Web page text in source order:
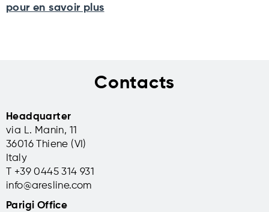
pour en savoir plus
Contacts
Headquarter
via L. Manin, 11
36016 Thiene (VI)
Italy
T +39 0445 314 931
info@aresline.com
Parigi Office